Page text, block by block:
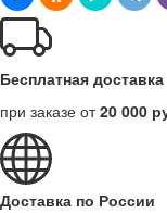
Бесплатная доставка
при заказе от20 000
Доставка по России